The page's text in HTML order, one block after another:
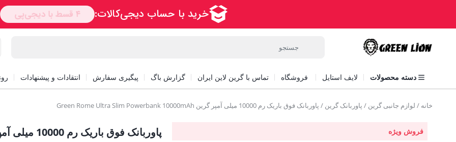
دسته محصولات لایف استایل فروشگاه تماس با گرین لاین ایران گزارش باگ پیگیری سفارش انتقادات و پیشنهادات
خانه / لوازم جانبی گرین / پاوربانک گرین / پاوربانک فوق باریک رم 10000 میلی آمپر گرین Green Rome Ultra Slim Powerbank 10000mAh
فروش ویژه